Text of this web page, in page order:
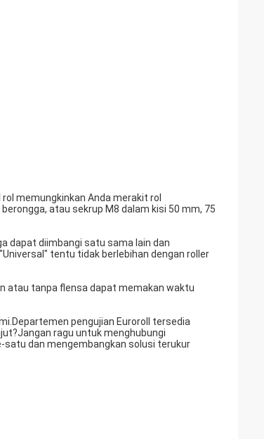
memungkinkan Anda merakit rol
atau sekrup M8 dalam kisi 50 mm, 75
dapat diimbangi satu sama lain dan
tentu tidak berlebihan dengan roller
atau tanpa flensa dapat memakan waktu
pengujian Euroroll tersedia
ragu untuk menghubungi
satu dan mengembangkan solusi terukur